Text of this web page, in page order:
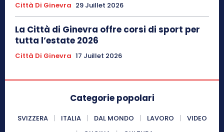
Città Di Ginevra 29 Juillet 2026
La Città di Ginevra offre corsi di sport per
tutta l’estate 2026
Città Di Ginevra 17 Juillet 2026
Categorie popolari
SVIZZERA ITALIA DAL MONDO LAVORO
VIDEO